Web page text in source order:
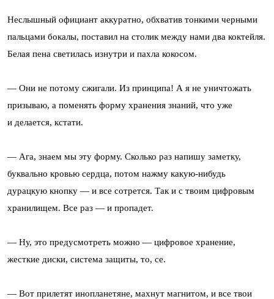
Неслышный официант аккуратно, обхватив тонкими черными
пальцами бокалы, поставил на столик между нами два коктейля.
Белая пена светилась изнутри и пахла кокосом.
— Они не потому сжигали. Из принципа! А я не уничтожать
призываю, а поменять форму хранения знаний, что уже
и делается, кстати.
— Ага, знаем мы эту форму. Сколько раз напишу заметку,
буквально кровью сердца, потом нажму какую-нибудь
дурацкую кнопку — и все сотрется. Так и с твоим цифровым
хранилищем. Все раз — и пропадет.
— Ну, это предусмотреть можно — цифровое хранение,
жесткие диски, система защиты, то, се.
— Вот прилетят инопланетяне, махнут магнитом, и все твои